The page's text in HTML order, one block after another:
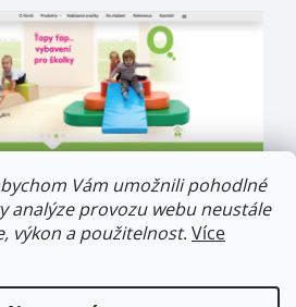
Vám umožnili pohodlné
analýze provozu webu neustále
výkon a použitelnost. Více